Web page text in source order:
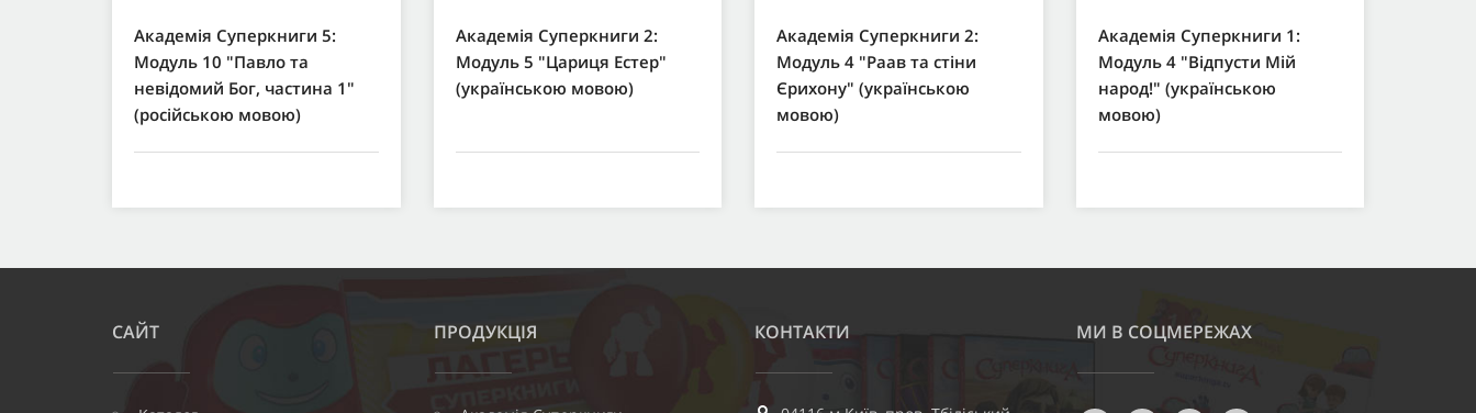
Академія Суперкниги 5:
Модуль 10 "Павло та
невідомий Бог, частина 1"
(російською мовою)
Академія Суперкниги 2:
Модуль 5 "Цариця Естер"
(українською мовою)
Академія Суперкниги 2:
Модуль 4 "Раав та стіни
Єрихону" (українською
мовою)
Академія Суперкниги 1:
Модуль 4 "Відпусти Мій
народ!" (українською
мовою)
САЙТ ПРОДУКЦІЯ КОНТАКТИ МИ В СОЦМЕРЕЖАХ